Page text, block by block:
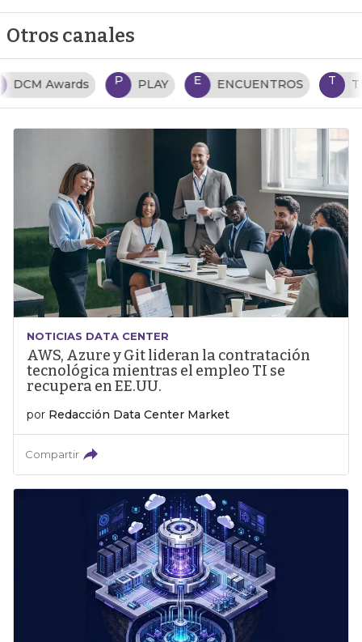
Otros canales
P PLAY E ENCUENTROS T TENDENCIAS TI
NOTICIAS DATA CENTER
AWS, Azure y Git lideran la contratación
tecnológica mientras el empleo TI se
recupera en EE.UU.
por Redacción Data Center Market
Compartir